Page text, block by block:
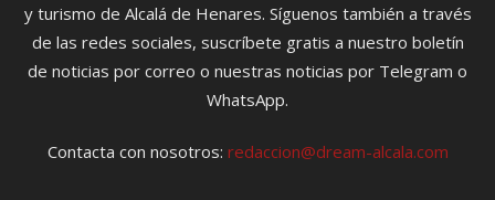
y turismo de Alcalá de Henares. Síguenos también a través
de las redes sociales, suscríbete gratis a nuestro boletín
de noticias por correo o nuestras noticias por Telegram o
WhatsApp.
Contacta con nosotros: redaccion@dream-alcala.com